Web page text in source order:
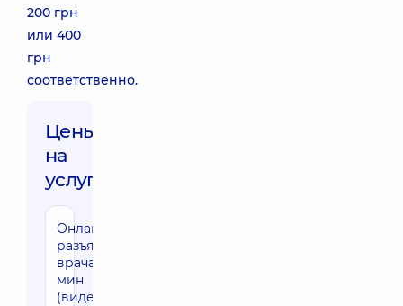
200 грн
или 400
грн
соответственно.
Цены
на
услуги:
Онлайн-
разъяснение
врача 30
мин
(видеосвязь